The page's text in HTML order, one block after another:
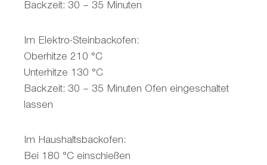
Backzeit: 30 – 35 Minuten
Im Elektro-Steinbackofen:
Oberhitze 210 °C
Unterhitze 130 °C
Backzeit: 30 – 35 Minuten Ofen eingeschaltet
lassen
Im Haushaltsbackofen:
Bei 180 °C einschießen